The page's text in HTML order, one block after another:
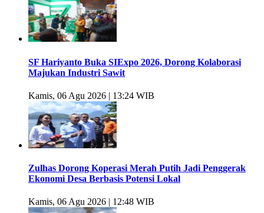
SF Hariyanto Buka SIExpo 2026, Dorong Kolaborasi
Majukan Industri Sawit
Kamis, 06 Agu 2026 | 13:24 WIB
Zulhas Dorong Koperasi Merah Putih Jadi Penggerak
Ekonomi Desa Berbasis Potensi Lokal
Kamis, 06 Agu 2026 | 12:48 WIB